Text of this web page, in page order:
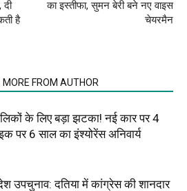
दी
है
का इस्तीफा, सुमन बेरी बने नए वाइस
चेयरमैन
MORE FROM AUTHOR
के लिए बड़ा झटका! नई कार पर 4
पर 6 साल का इंश्योरेंस अनिवार्य
उपचुनाव: दतिया में कांग्रेस की शानदार